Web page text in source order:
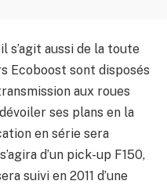
s’agit aussi de la toute
Ecoboost sont disposés
aux roues
ses plans en la
en série sera
d’un pick-up F150,
suivi en 2011 d’une